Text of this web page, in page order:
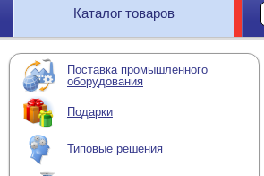
Каталог товаров
Поставка промышленного
оборудования
Подарки
Типовые решения